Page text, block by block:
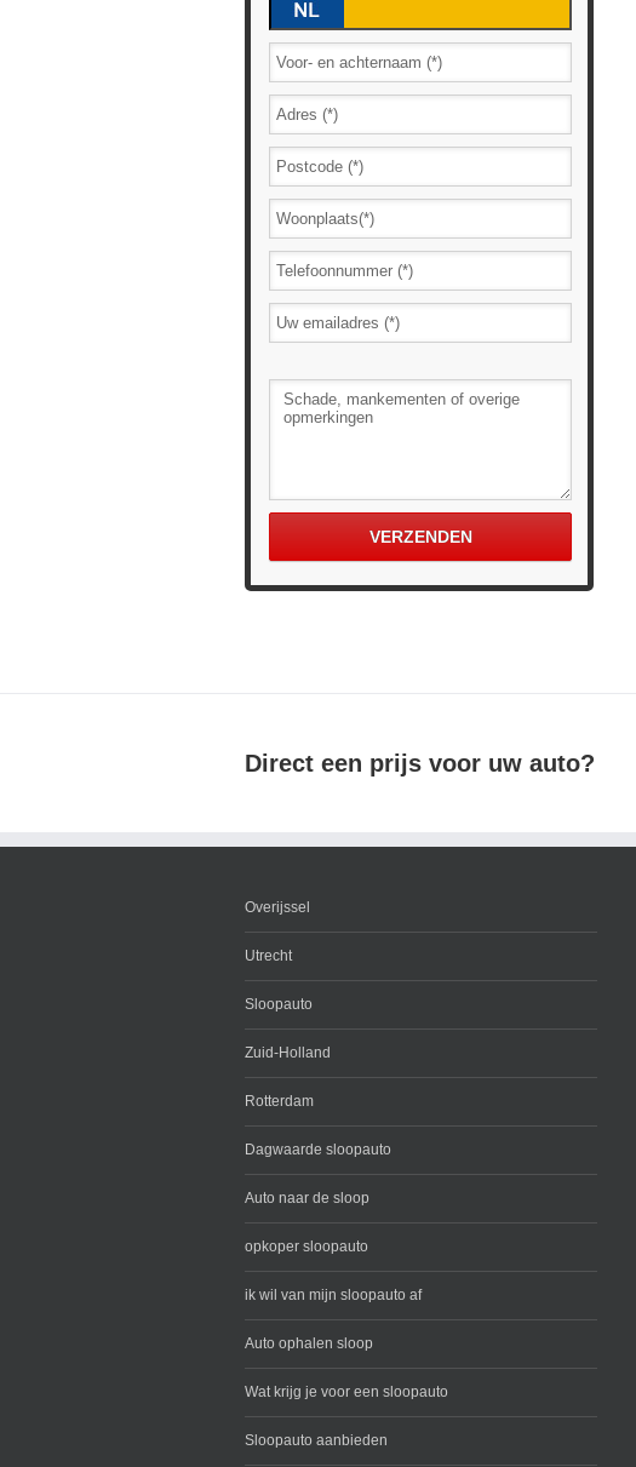
Direct een prijs voor uw auto?
Overijssel
Utrecht
Sloopauto
Zuid-Holland
Rotterdam
Dagwaarde sloopauto
Auto naar de sloop
opkoper sloopauto
ik wil van mijn sloopauto af
Auto ophalen sloop
Wat krijg je voor een sloopauto
Sloopauto aanbieden